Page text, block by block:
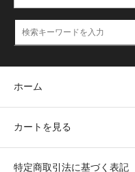
ホーム
カートを見る
特定商取引法に基づく表記